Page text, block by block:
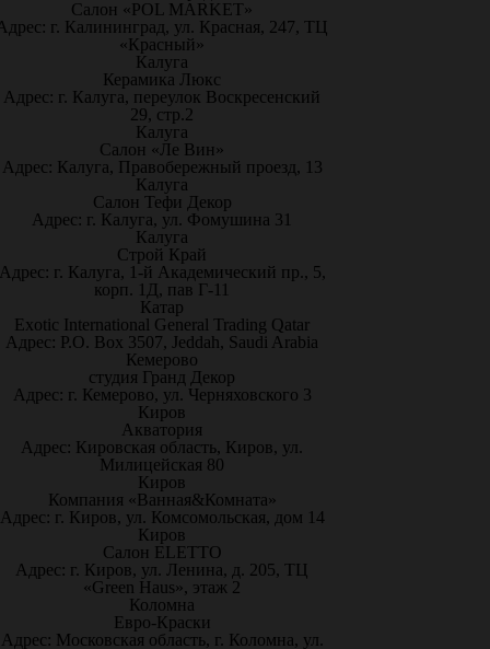
Салон «POL MARKET»
г. Калининград, ул. Красная, 247, ТЦ
«Красный»
Калуга
Керамика Люкс
Адрес: г. Калуга, переулок Воскресенский
29, стр.2
Калуга
Салон «Ле Вин»
Адрес: Калуга, Правобережный проезд, 13
Калуга
Салон Тефи Декор
Адрес: г. Калуга, ул. Фомушина 31
Калуга
Строй Край
г. Калуга, 1-й Академический пр., 5,
корп. 1Д, пав Г-11
Катар
Exotic International General Trading Qatar
Адрес: P.O. Box 3507, Jeddah, Saudi Arabia
Кемерово
студия Гранд Декор
Адрес: г. Кемерово, ул. Черняховского 3
Киров
Акватория
Адрес: Кировская область, Киров, ул.
Милицейская 80
Киров
Компания «Ванная&Комната»
Адрес: г. Киров, ул. Комсомольская, дом 14
Киров
Салон ELETTO
Адрес: г. Киров, ул. Ленина, д. 205, ТЦ
«Green Haus», этаж 2
Коломна
Евро-Краски
Адрес: Московская область, г. Коломна, ул.